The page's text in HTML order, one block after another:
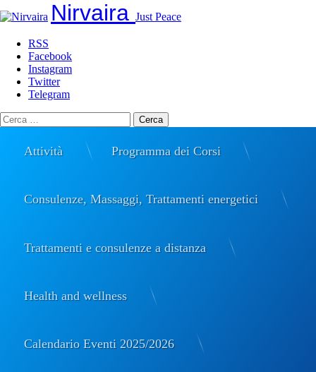
Nirvaira Just Peace
RSS
Facebook
Instagram
Twitter
Telegram
Ricerca
per:
Attività Programma dei Corsi
Consulenze, Massaggi, Trattamenti energetici
Trattamenti e consulenze a distanza
Health and wellness
Calendario Eventi 2025/2026